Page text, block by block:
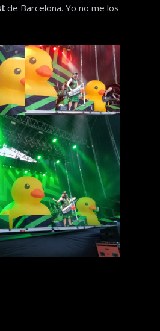
de Barcelona. Yo no me los